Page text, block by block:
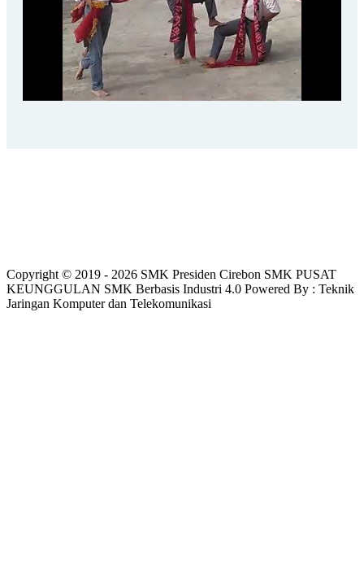
Copyright © 2019 - 2026 SMK Presiden Cirebon SMK PUSAT
KEUNGGULAN SMK Berbasis Industri 4.0 Powered By : Teknik
Jaringan Komputer dan Telekomunikasi